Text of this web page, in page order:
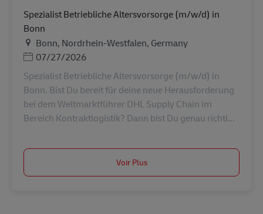
Spezialist Betriebliche Altersvorsorge (m/w/d) in
Bonn
LieuBonn, Nordrhein-Westfalen, Germany
Posted Date
07/27/2026
Spezialist Betriebliche Altersvorsorge (m/w/d) in
Bonn. Bist Du bereit für deine neue Herausforderung
bei dem Weltmarktführer DHL Supply Chain im
Bereich Kontraktlogistik? Dann bist Du genau richti...
Voir Plus